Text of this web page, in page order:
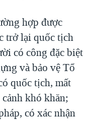
hợp được
trở lại quốc tịch
có công đặc biệt
và bảo vệ Tổ
quốc tịch, mất
khó khăn;
có xác nhận